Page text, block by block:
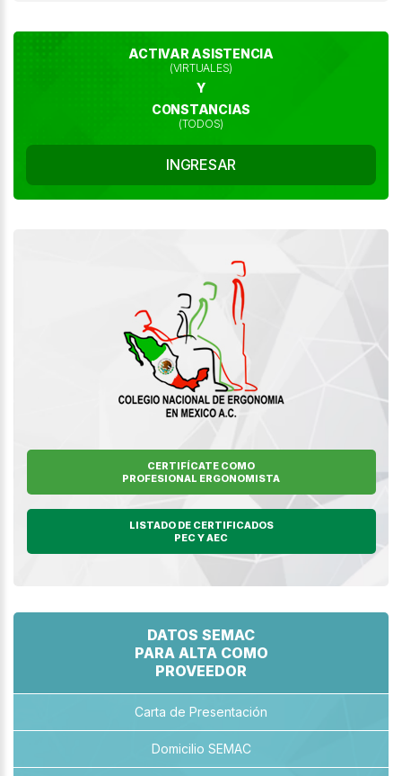
ACTIVAR ASISTENCIA
(VIRTUALES)
Y
CONSTANCIAS
(TODOS)
INGRESAR
CERTIFÍCATE COMO
PROFESIONAL ERGONOMISTA
LISTADO DE CERTIFICADOS
PEC Y AEC
DATOS SEMAC
PARA ALTA COMO
PROVEEDOR
Carta de Presentación
Domicilio SEMAC